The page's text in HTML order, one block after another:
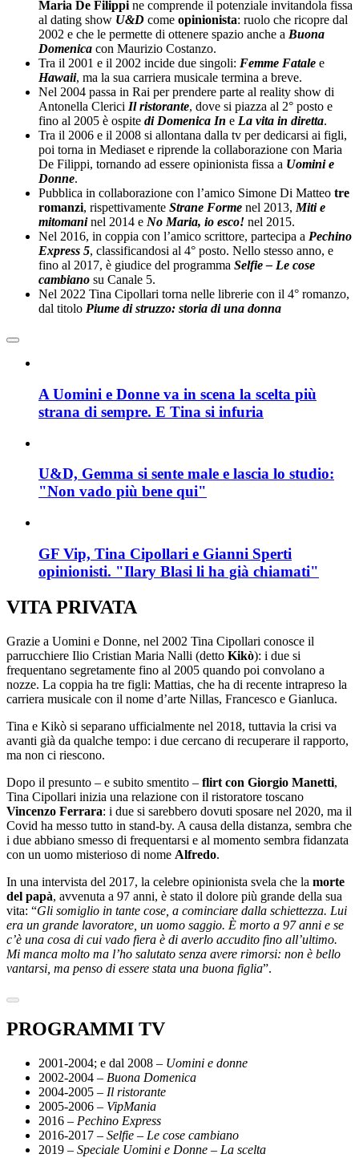
Maria De Filippi ne comprende il potenziale invitandola fissa
al dating show U&D come opinionista: ruolo che ricopre dal
2002 e che le permette di ottenere spazio anche a Buona
Domenica con Maurizio Costanzo.
Tra il 2001 e il 2002 incide due singoli: Femme Fatale e
Hawaii, ma la sua carriera musicale termina a breve.
Nel 2004 passa in Rai per prendere parte al reality show di
Antonella Clerici Il ristorante, dove si piazza al 2° posto e
fino al 2005 è ospite di Domenica In e La vita in diretta.
Tra il 2006 e il 2008 si allontana dalla tv per dedicarsi ai figli,
poi torna in Mediaset e riprende la collaborazione con Maria
De Filippi, tornando ad essere opinionista fissa a Uomini e
Donne.
Pubblica in collaborazione con l’amico Simone Di Matteo tre
romanzi, rispettivamente Strane Forme nel 2013, Miti e
mitomaninel 2014 e No Maria, io esco! nel 2015.
Nel 2016, in coppia con l’amico scrittore, partecipa a Pechino
Express 5, classificandosi al 4° posto. Nello stesso anno, e
fino al 2017, è giudice del programma Selfie – Le cose
cambiano su Canale 5.
Nel 2022 Tina Cipollari torna nelle librerie con il 4° romanzo,
dal titolo Piume di struzzo: storia di una donna
A Uomini e Donne va in scena la scelta più
strana di sempre. E Tina si infuria
U&D, Gemma si sente male e lascia lo studio:
"Non vado più bene qui"
GF Vip, Tina Cipollari e Gianni Sperti
opinionisti. "Ilary Blasi li ha già chiamati"
VITA PRIVATA
Grazie a Uomini e Donne, nel 2002 Tina Cipollari conosce il
parrucchiere Ilio Cristian Maria Nalli (detto Kikò): i due si
frequentano segretamente fino al 2005 quando poi convolano a
nozze. La coppia ha tre figli: Mattias, che ha di recente intrapreso la
carriera musicale con il nome d’arte Nillas, Francesco e Gianluca.
Tina e Kikò si separano ufficialmente nel 2018, tuttavia la crisi va
avanti già da qualche tempo: i due cercano di recuperare il rapporto,
ma non ci riescono.
Dopo il presunto – e subito smentito – flirt con Giorgio Manetti,
Tina Cipollari inizia una relazione con il ristoratore toscano
Vincenzo Ferrara: i due si sarebbero dovuti sposare nel 2020, ma il
Covid ha messo tutto in stand-by. A causa della distanza, sembra che
i due abbiano smesso di frequentarsi e al momento sembra fidanzata
con un uomo misterioso di nome Alfredo.
In una intervista del 2017, la celebre opinionista svela che la morte
del papà, avvenuta a 97 anni, è stato il dolore più grande della sua
vita: “Gli somiglio in tante cose, a cominciare dalla schiettezza. Lui
era un grande lavoratore, un uomo saggio. È morto a 97 anni e se
c’è una cosa di cui vado fiera è di averlo accudito fino all’ultimo.
Mi manca molto ma l’ho salutato senza avere rimorsi: non è bello
vantarsi, ma penso di essere stata una buona figlia”.
PROGRAMMI TV
2001-2004; e dal 2008 – Uomini e donne
2002-2004 – Buona Domenica
2004-2005 – Il ristorante
2005-2006 – VipMania
2016 – Pechino Express
2016-2017 – Selfie – Le cose cambiano
2019 – Speciale Uomini e Donne – La scelta